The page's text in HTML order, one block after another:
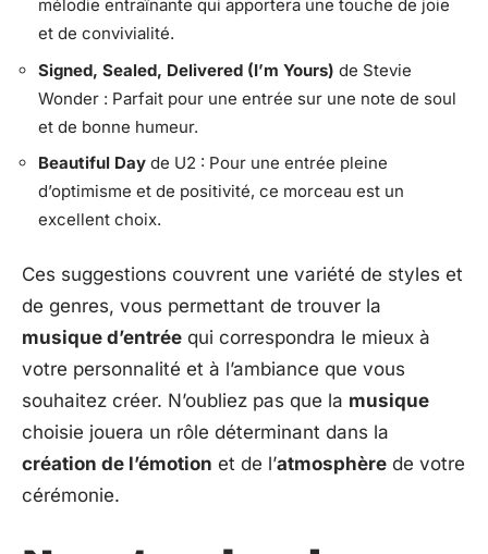
mélodie entraînante qui apportera une touche de joie
et de convivialité.
Signed, Sealed, Delivered (I’m Yours) de Stevie
Wonder : Parfait pour une entrée sur une note de soul
et de bonne humeur.
Beautiful Day de U2 : Pour une entrée pleine
d’optimisme et de positivité, ce morceau est un
excellent choix.
Ces suggestions couvrent une variété de styles et
de genres, vous permettant de trouver la
musique d’entrée qui correspondra le mieux à
votre personnalité et à l’ambiance que vous
souhaitez créer. N’oubliez pas que la musique
choisie jouera un rôle déterminant dans la
création de l’émotion et de l’atmosphère de votre
cérémonie.